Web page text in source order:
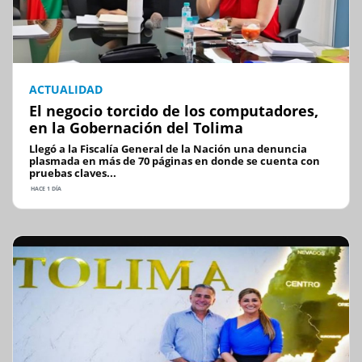
ACTUALIDAD
El negocio torcido de los computadores,
en la Gobernación del Tolima
Llegó a la Fiscalía General de la Nación una denuncia
plasmada en más de 70 páginas en donde se cuenta con
pruebas claves...
HACE 1 DÍA